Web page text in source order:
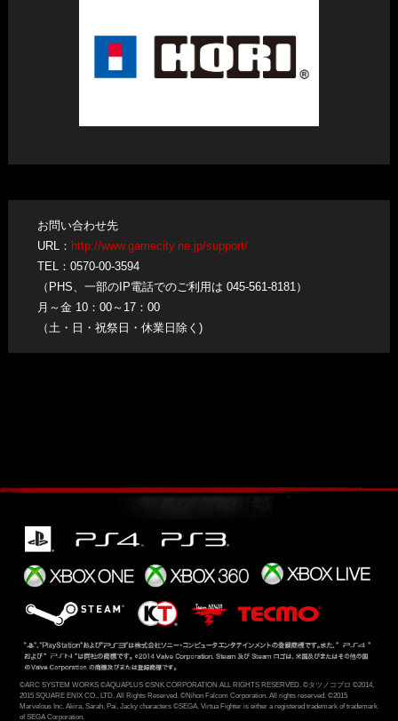
・撮影した画像に編集ソフト等で手を加えた作品
・改造データやMODを適用した状態で撮影した写真
・人種差別、性的差別等に相当する作品、その他第三者に 不
法に従いE-mailを投稿した時点をもって、応募者から当社
に無償で譲渡されるものとします。
※ お預かりした個人情報は当イベントの運営及び、当社から
のご連絡及び賞品の発送のためにのみ使用いたします。応
募者の情報は、当社のコーエーテクモグループの個人情報
保護方針に即して適切に管理し、当社が必要と判断する期
間保管させていただきます。 情報の提供と開示につきまし
DFP 企画部
お問い合わせ先
URL： http://www.gamecity.ne.jp/support/
TEL：0570-00-3594
（PHS、一部のIP電話でのご利用は 045-561-8181）
月～金 10：00～17：00
（土・日・祝祭日・休業日除く)
©ARC SYSTEM WORKS ©AQUAPLUS ©SNK CORPORATION ALL RIGHTS RESERVED. ©タツノコプロ ©2014,
2015 SQUARE ENIX CO., LTD. All Rights Reserved. ©Nihon Falcom Corporation. All rights reserved.©2015
Marvelous Inc. Akira, Sarah, Pai, Jacky characters ©SEGA. Virtua Fighter is either a registered trademark of trademark
of SEGA Corporation.